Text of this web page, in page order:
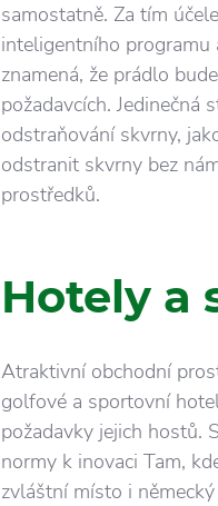
samostatně. Za tím
inteligentního programu
znamená, že prádlo
požadavcích.
odstraňování skvrny,
odstranit skvrny bez
prostředků.
Hotely a
Atraktivní obchodní
golfové a sportovní
požadavky jejich hostů.
normy k inovaci Tam,
zvláštní místo i